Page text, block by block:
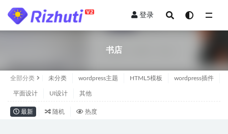
登录
书店
全部分类 未分类 wordpress主题 HTML5模板 wordpress插件
平面设计 UI设计 其他
最新 随机 热度